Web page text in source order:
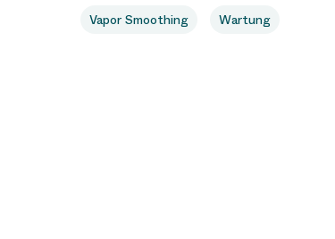
Vapor Smoothing Wartung